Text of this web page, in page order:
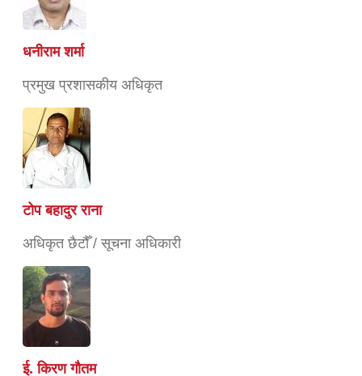
धनीराम शर्मा
प्रमुख प्रशासकीय अधिकृत
टोप बहादुर राना
अधिकृत छैटौँ / सूचना अधिकारी
ई. किरण गौतम